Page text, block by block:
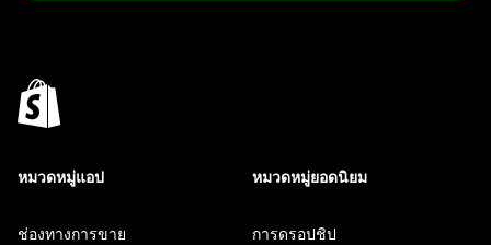
หมวดหมู่แอป
ช่องทางการขาย
หมวดหมู่ยอดนิยม
การดรอปชิป